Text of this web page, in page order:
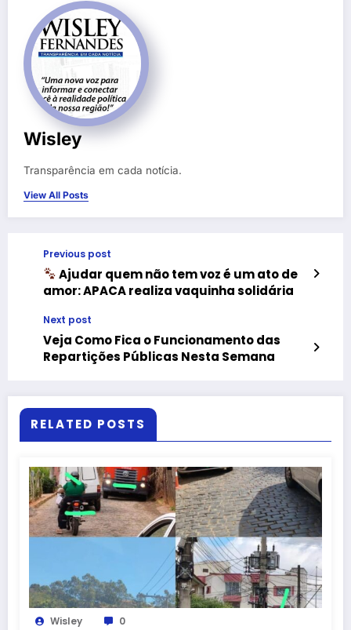
Wisley
Transparência em cada notícia.
View All Posts
Previous post
Ajudar quem não tem voz é um ato de
amor: APACA realiza vaquinha solidária
Next post
Veja Como Fica o Funcionamento das
Repartições Públicas Nesta Semana
RELATED POSTS
Wisley 0